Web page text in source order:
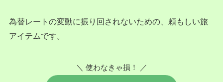
為替レートの変動に振り回されないための、頼もしい旅
アイテムです。
＼ 使わなきゃ損！ ／